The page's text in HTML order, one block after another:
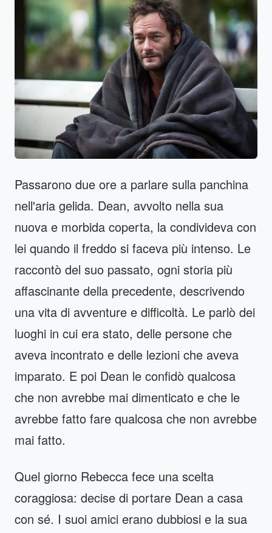
Passarono due ore a parlare sulla panchina
nell'aria gelida. Dean, avvolto nella sua
nuova e morbida coperta, la condivideva con
lei quando il freddo si faceva più intenso. Le
raccontò del suo passato, ogni storia più
affascinante della precedente, descrivendo
una vita di avventure e difficoltà. Le parlò dei
luoghi in cui era stato, delle persone che
aveva incontrato e delle lezioni che aveva
imparato. E poi Dean le confidò qualcosa
che non avrebbe mai dimenticato e che le
avrebbe fatto fare qualcosa che non avrebbe
mai fatto.
Quel giorno Rebecca fece una scelta
coraggiosa: decise di portare Dean a casa
con sé. I suoi amici erano dubbiosi e la sua